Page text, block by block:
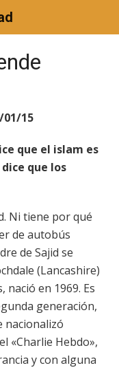
01/15
que el islam es
que los
Ni tiene por qué
de autobús
de Sajid se
(Lancashire)
nació en 1969. Es
generación,
nacionalizó
«Charlie Hebdo»,
y con alguna